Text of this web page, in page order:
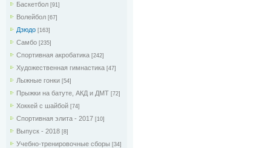
Баскетбол [91]
Волейбол [67]
Дзюдо [163]
Самбо [235]
Спортивная акробатика [242]
Художественная гимнастика [47]
Лыжные гонки [54]
Прыжки на батуте, АКД и ДМТ [72]
Хоккей с шайбой [74]
Спортивная элита - 2017 [10]
Выпуск - 2018 [8]
Учебно-тренировочные сборы [34]